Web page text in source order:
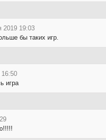
2019 19:03
бы таких игр.
16:50
игра